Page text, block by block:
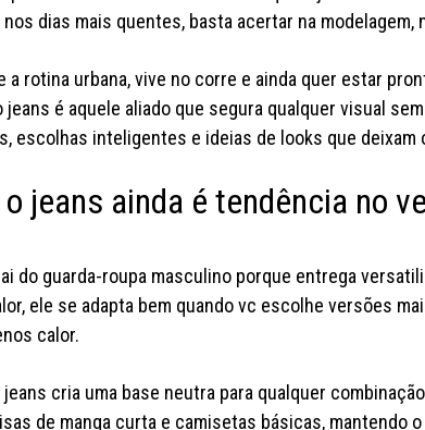
dias mais quentes, basta acertar na modelagem,
a rotina urbana, vive no corre e ainda quer estar
jeans é aquele aliado que segura qualquer visual
escolhas inteligentes e ideias de looks que deixam
jeans ainda é tendência no
do guarda-roupa masculino porque entrega
ele se adapta bem quando vc escolhe versões
calor.
jeans cria uma base neutra para qualquer
de manga curta e camisetas básicas, mantendo